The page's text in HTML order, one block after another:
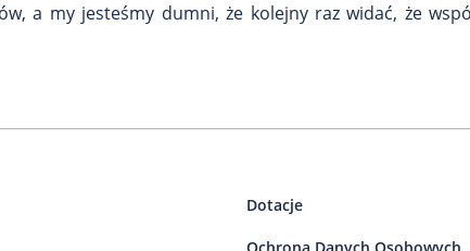
a my jesteśmy dumni, że kolejny raz widać, że
Dotacje